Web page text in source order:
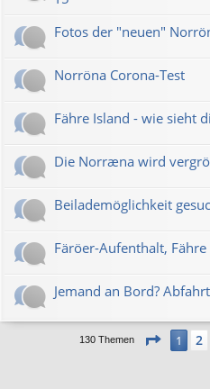
Fotos der "neuen"
Norröna Corona-Test
Fähre Island - wie sieht
Die Norræna wird
Beilademöglichkeit
Färöer-Aufenthalt, Fähre
Jemand an Bord?
130 Themen Seite 1
1 2